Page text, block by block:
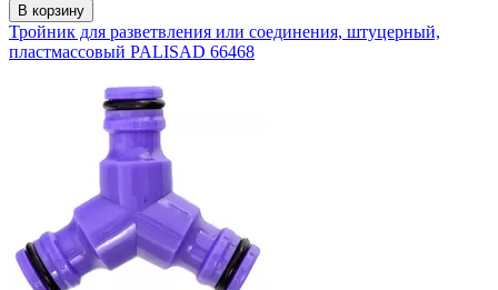
В корзину
Тройник для разветвления или соединения, штуцерный,
пластмассовый PALISAD 66468